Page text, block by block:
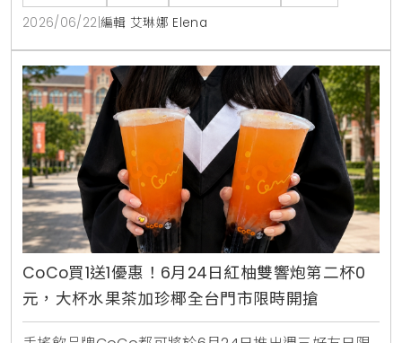
憑發票免費兌換，是近期台灣讀者前往日本旅遊、自由
行時不可錯過的超商省錢必看攻略。
2026/06/22 編輯 艾琳娜 Elena
CoCo買1送1優惠！6月24日紅柚雙響炮第二杯0
元，大杯水果茶加珍椰全台門市限時開搶